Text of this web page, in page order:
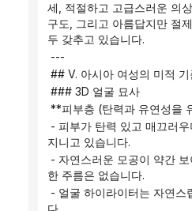
세, 적절하고 고급스러운 의
구도, 그리고 아름답지만 절
두 갖추고 있습니다.
---
## V. 아시아 여성의 미적 기
### 3D 얼굴 묘사
**피부층 (탄력과 유연성을
지니고 있습니다.
한 주름은 없습니다.
다.